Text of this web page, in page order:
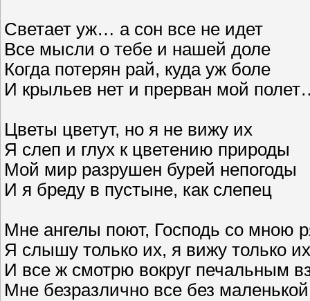
Светает уж… а сон все не идет
Все мысли о тебе и нашей доле
Когда потерян рай, куда уж боле
И крыльев нет и прерван мой
Цветы цветут, но я не вижу их
Я слеп и глух к цветению природы
Мой мир разрушен бурей непогоды
И я бреду в пустыне, как слепец
Мне ангелы поют, Господь со мною
Я слышу только их, я вижу только их
И все ж смотрю вокруг печальным
Мне безразлично все без